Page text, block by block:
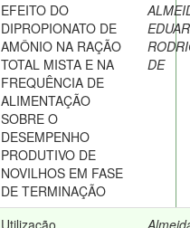
EFEITO DO
DIPROPIONATO DE
AMÔNIO NA RAÇÃO
TOTAL MISTA E NA
FREQUÊNCIA DE
ALIMENTAÇÃO
SOBRE O
DESEMPENHO
PRODUTIVO DE
NOVILHOS EM FASE
DE TERMINAÇÃO
DE
Utilização